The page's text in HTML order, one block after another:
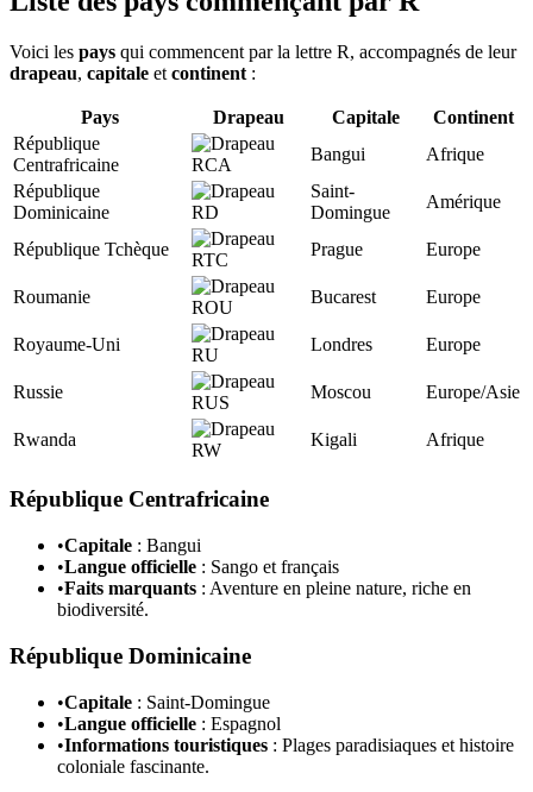
Voici les pays qui commencent par la lettre R, accompagnés de leur
drapeau, capitale et continent :
Pays Drapeau Capitale
Continent
République
Centrafricaine
Bangui
Afrique
République
Dominicaine
Saint-
Domingue
Amérique
République Tchèque Prague Europe
Roumanie Bucarest Europe
Royaume-Uni Londres Europe
Russie Moscou Europe/Asie
Rwanda Kigali Afrique
République Centrafricaine
•Capitale : Bangui
•Langue officielle : Sango et français
•Faits marquants : Aventure en pleine nature, riche en
biodiversité.
République Dominicaine
•Capitale : Saint-Domingue
•Langue officielle : Espagnol
•Informations touristiques : Plages paradisiaques et histoire
coloniale fascinante.